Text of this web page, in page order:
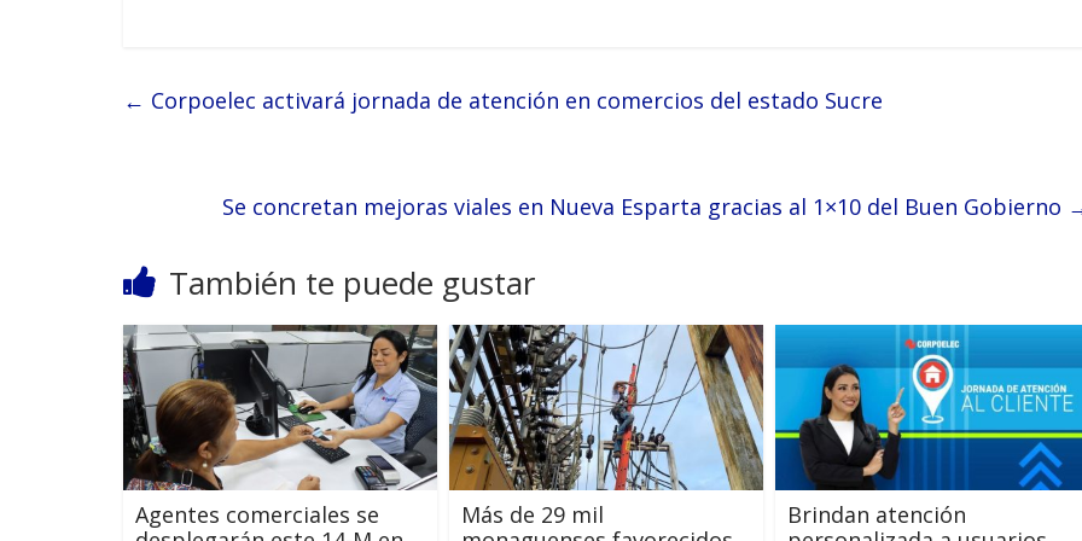
← Corpoelec activará jornada de atención en comercios del estado Sucre
Se concretan mejoras viales en Nueva Esparta gracias al 1×10 del Buen Gobierno
También te puede gustar
Agentes comerciales se
Más de 29 mil
Brindan atención